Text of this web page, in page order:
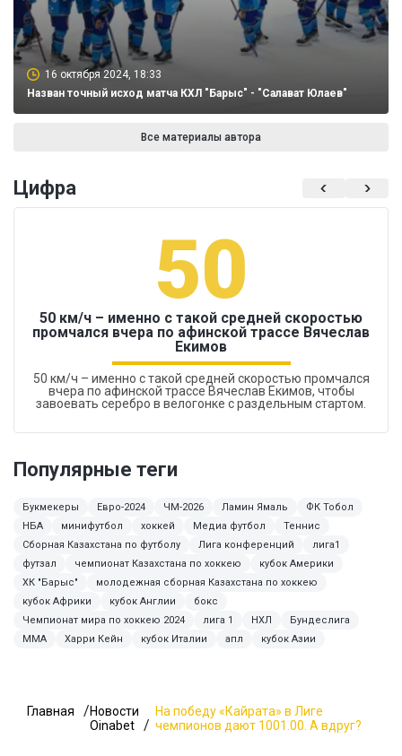
16 октября 2024, 18:33
Назван точный исход матча КХЛ "Барыс" - "Салават Юлаев"
Все материалы автора
Цифра
50
50 км/ч – именно с такой средней скоростью
промчался вчера по афинской трассе Вячеслав
Екимов
50 км/ч – именно с такой средней скоростью промчался
вчера по афинской трассе Вячеслав Екимов, чтобы
завоевать серебро в велогонке с раздельным стартом.
Популярные теги
Букмекеры Евро-2024 ЧМ-2026 Ламин Ямаль
ФК Тобол
НБА
минифутбол хоккей Медиа футбол
Теннис
Сборная Казахстана по футболу
Лига конференций
лига1
футзал
чемпионат Казахстана по хоккею
кубок Америки
ХК "Барыс"
молодежная сборная Казахстана по хоккею
кубок Африки
кубок Англии
бокс
Чемпионат мира по хоккею 2024
лига 1 НХЛ
Бундеслига
ММА
Харри Кейн кубок Италии апл кубок Азии
Главная
Новости
Oinabet
На победу «Кайрата» в Лиге
чемпионов дают 1001.00. А вдруг?